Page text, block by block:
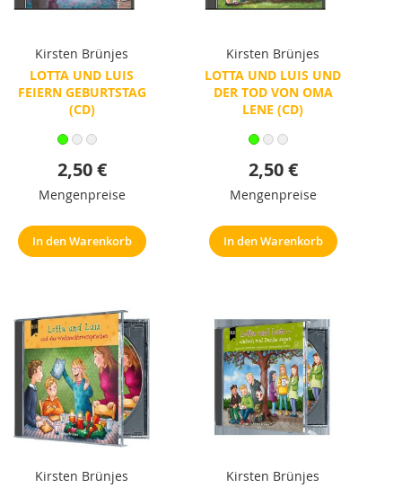
Kirsten Brünjes
LOTTA UND LUIS
FEIERN GEBURTSTAG
(CD)
2,50 €
Mengenpreise
In den Warenkorb
Kirsten Brünjes
LOTTA UND LUIS UND
DER TOD VON OMA
LENE (CD)
2,50 €
Mengenpreise
In den Warenkorb
Kirsten Brünjes
Kirsten Brünjes